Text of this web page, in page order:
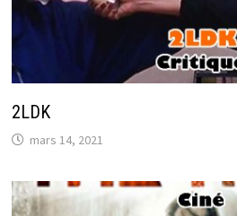
2LDK
mars 14, 2021